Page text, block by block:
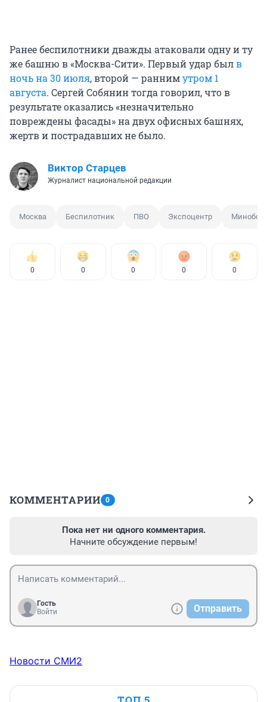
Ранее беспилотники дважды атаковали одну и ту
же башню в «Москва-Сити». Первый удар былв
ночь на 30 июля, второй — раннимутром 1
августа. Сергей Собянин тогда говорил, что в
результате оказались «незначительно
повреждены фасады» на двух офисных башнях,
жертв и пострадавших не было.
Виктор Старцев
Журналист национальной редакции
Москва Беспилотник ПВО Экспоцентр
0 0 0 0 0
КОММЕНТАРИИ 0
Пока нет ни одного комментария.
Начните обсуждение первым!
Гость
Войти
Отправить
Новости СМИ2